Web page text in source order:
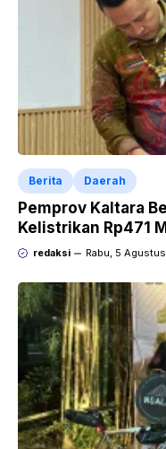
Berita Daerah
Pemprov Kaltara
Kelistrikan Rp471
redaksi Rabu, 5